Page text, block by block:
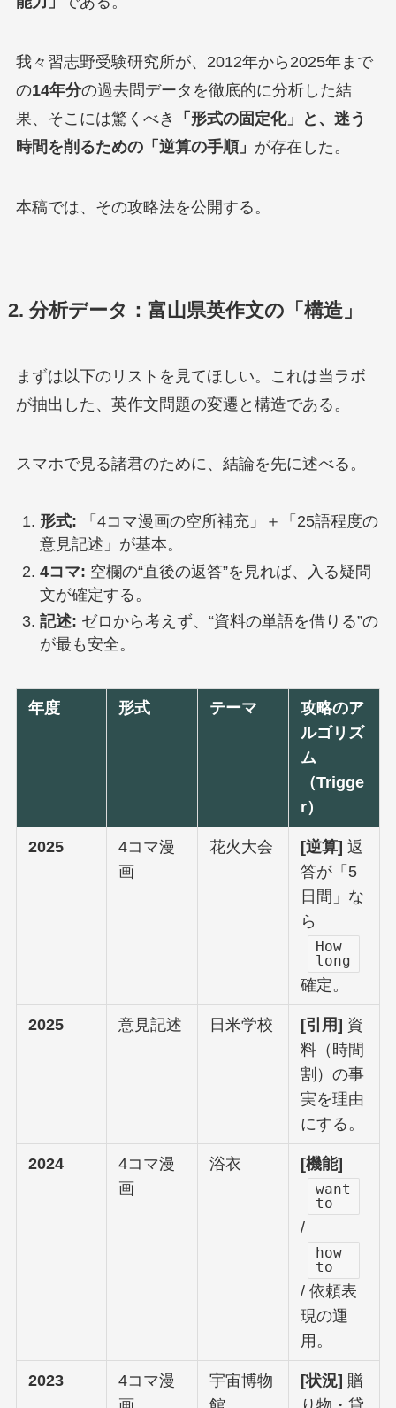
我々習志野受験研究所が、2012年から2025年まで
の14年分の過去問データを徹底的に分析した結
果、そこには驚くべき
「形式の固定化」と、迷う
時間を削るための「逆算の手順」 が存在した。
本稿では、その攻略法を公開する。
2. 分析データ：富山県英作文の「構造」
まずは以下のリストを見てほしい。これは当ラボ
が抽出した、英作文問題の変遷と構造である。
スマホで見る諸君のために、結論を先に述べる。
形式: 「4コマ漫画の空所補充」＋「25語程度の
意見記述」が基本。
4コマ: 空欄の“直後の返答”を見れば、入る疑問
文が確定する。
記述: ゼロから考えず、“資料の単語を借りる”の
が最も安全。
年度 形式 テーマ
攻略のア
ルゴリズ
ム
（Trigge
r）
2025
4コマ漫
画
花火大会 [逆算] 返
答が「5
日間」な
ら
How
long
確定。
2025 意見記述 日米学校 [引用] 資
料（時間
割）の事
実を理由
にする。
2024
4コマ漫
画
浴衣 [機能]
want
to
/
how
to
/ 依頼表
現の運
用。
2023
4コマ漫
宇宙博物
[状況] 贈